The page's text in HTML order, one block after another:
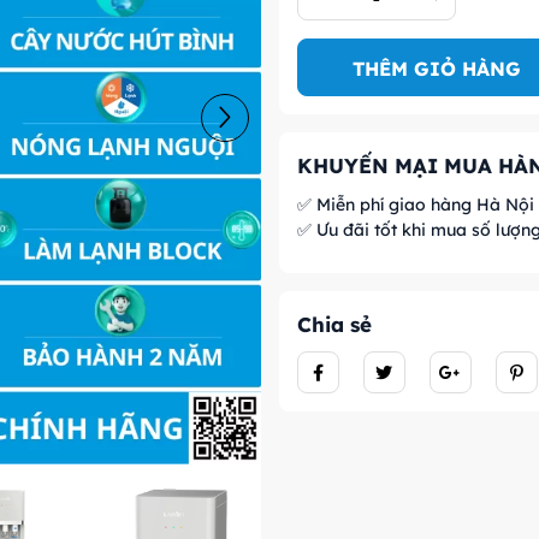
THÊM GIỎ HÀNG
KHUYẾN MẠI MUA
✅ Miễn phí giao hàng Hà Nội
✅ Ưu đãi tốt khi mua số
Chia sẻ